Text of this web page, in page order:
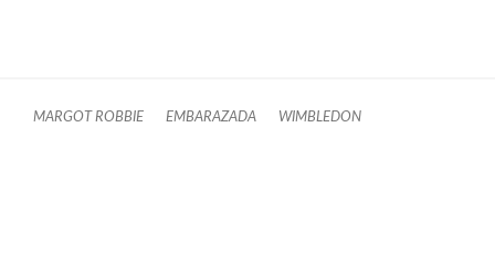
MARGOT ROBBIE EMBARAZADA WIMBLEDON